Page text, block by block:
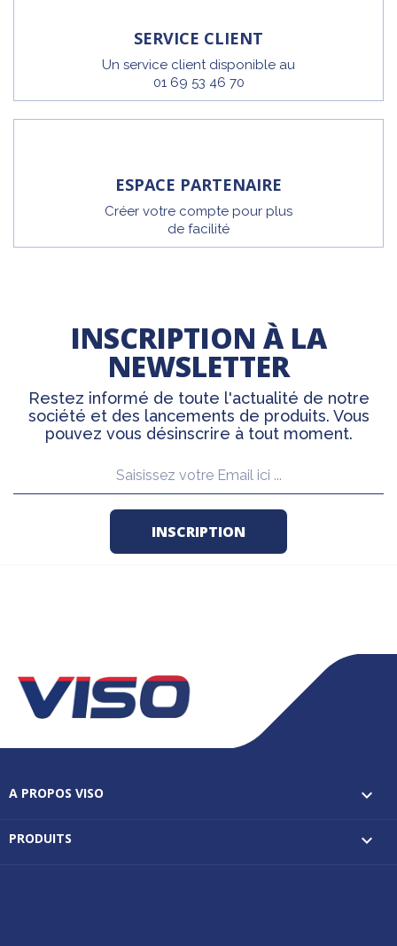
SERVICE CLIENT
Un service client disponible au
01 69 53 46 70
ESPACE PARTENAIRE
Créer votre compte pour plus
de facilité
INSCRIPTION À LA
NEWSLETTER
Restez informé de toute l'actualité de notre
société et des lancements de produits. Vous
pouvez vous désinscrire à tout moment.
A PROPOS VISO 
PRODUITS 